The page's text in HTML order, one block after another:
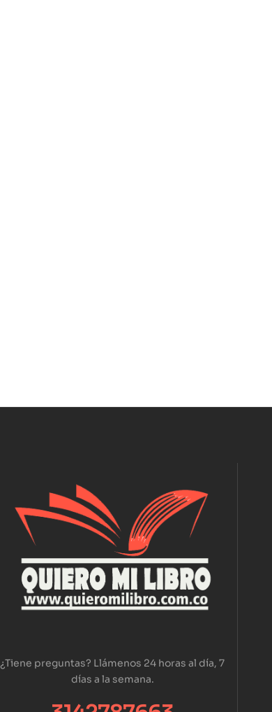
¿Tiene preguntas? Llámenos 24 horas al día, 7
días a la semana.